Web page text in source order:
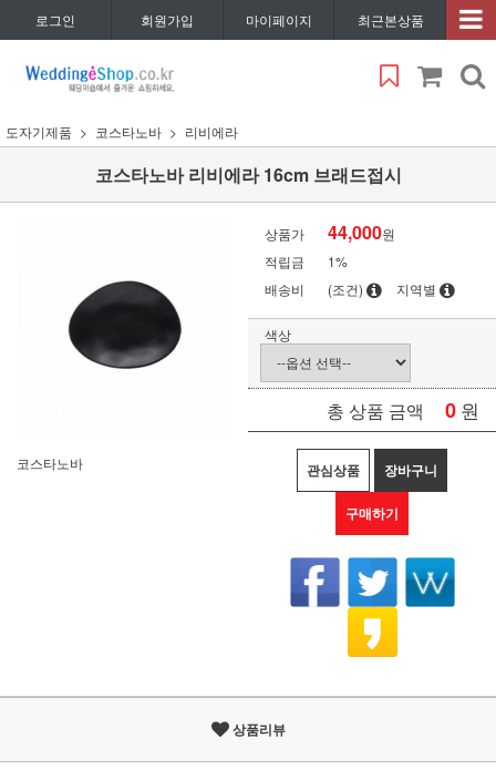
로그인 회원가입 마이페이지 최근본상품
도자기제품 코스타노바 리비에라
코스타노바 리비에라 16cm 브래드접시
코스타노바
상품가 44,000원
적립금
1%
배송비
(조건) 지역별
색상
총 상품 금액 0 원
관심상품 장바구니
구매하기
상품리뷰